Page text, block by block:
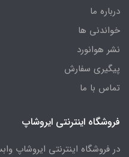
درباره ما
خواندنی ها
نشر هوانورد
پیگیری سفارش
تماس با ما
فروشگاه اینترنتی ایروشاپ
در فروشگاه اینترنتی ایروشاپ